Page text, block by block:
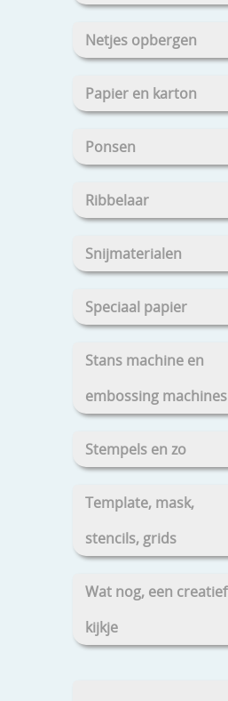
Netjes opbergen
Papier en karton
Ponsen
Ribbelaar
Snijmaterialen
Speciaal papier
Stans machine en
embossing machines
Stempels en zo
Template, mask,
stencils, grids
Wat nog, een creatief
kijkje